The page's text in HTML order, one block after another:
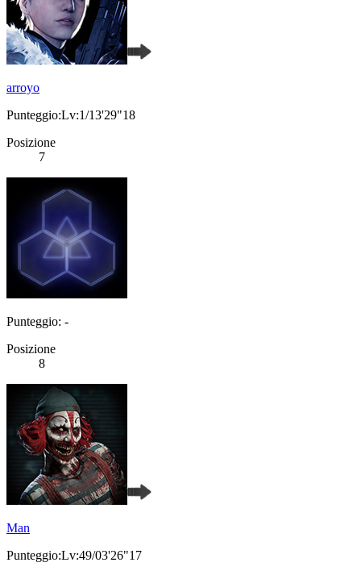
arroyo
Punteggio:Lv:1/13'29"18
Posizione
7
Punteggio: -
Posizione
8
Man
Punteggio:Lv:49/03'26"17